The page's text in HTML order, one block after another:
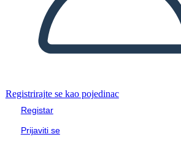
Registrirajte se kao pojedinac
Registar
Prijaviti se